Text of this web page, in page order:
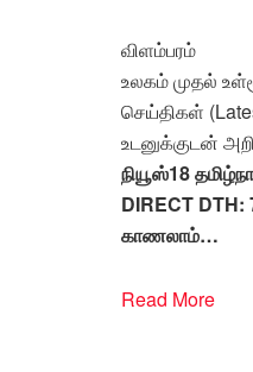
விளம்பரம்
உலகம் முதல்
செய்திகள்
உடனுக்குடன்
நியூஸ்18
DIRECT
காணலாம்…
Read More